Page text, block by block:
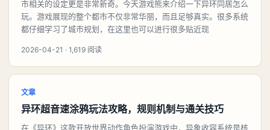
市相关的设定更是非常新奇。今天游戏熊来介绍一下异环同居怎么
玩。游戏展现的整个都市不仅非常华丽，而且足够真实。很多系统
都仔细学习了城市规划，在这里也可以进行很多贴近现
2026-04-21 · 1,619 阅读
文章
异环超音速涂鸦玩法攻略，规则机制与通关技巧
在《异环》这款开放世界动作角色扮演游戏中，异象收容系统是核